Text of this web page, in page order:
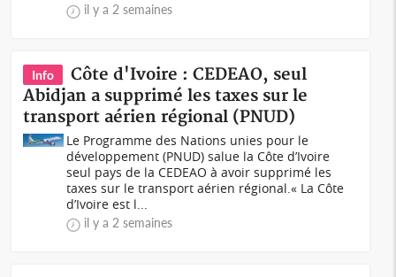
il y a 2 semaines
Info
Côte d'Ivoire : CEDEAO, seul
Abidjan a supprimé les taxes sur le
transport aérien régional (PNUD)
Le Programme des Nations unies pour le
développement (PNUD) salue la Côte d’Ivoire
seul pays de la CEDEAO à avoir supprimé les
taxes sur le transport aérien régional.« La Côte
d’Ivoire est l...
il y a 2 semaines